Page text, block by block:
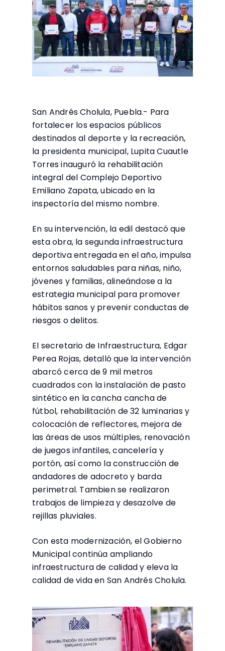
San Andrés Cholula, Puebla.- Para
fortalecer los espacios públicos
destinados al deporte y la recreación,
la presidenta municipal, Lupita Cuautle
Torres inauguró la rehabilitación
integral del Complejo Deportivo
Emiliano Zapata, ubicado en la
inspectoría del mismo nombre.
En su intervención, la edil destacó que
esta obra, la segunda infraestructura
deportiva entregada en el año, impulsa
entornos saludables para niñas, niño,
jóvenes y familias, alineándose a la
estrategia municipal para promover
hábitos sanos y prevenir conductas de
riesgos o delitos.
El secretario de Infraestructura, Edgar
Perea Rojas, detalló que la intervención
abarcó cerca de 9 mil metros
cuadrados con la instalación de pasto
sintético en la cancha cancha de
fútbol, rehabilitación de 32 luminarias y
colocación de reflectores, mejora de
las áreas de usos múltiples, renovación
de juegos infantiles, cancelería y
portón, así como la construcción de
andadores de adocreto y barda
perimetral. Tambien se realizaron
trabajos de limpieza y desazolve de
rejillas pluviales.
Con esta modernización, el Gobierno
Municipal continúa ampliando
infraestructura de calidad y eleva la
calidad de vida en San Andrés Cholula.